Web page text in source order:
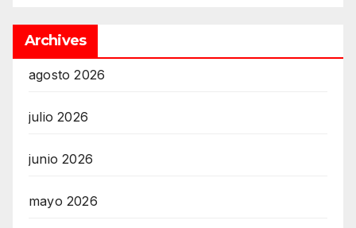
Archives
agosto 2026
julio 2026
junio 2026
mayo 2026